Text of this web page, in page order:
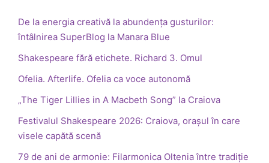
De la energia creativă la abundența gusturilor:
întâlnirea SuperBlog la Manara Blue
Shakespeare fără etichete. Richard 3. Omul
Ofelia. Afterlife. Ofelia ca voce autonomă
„The Tiger Lillies in A Macbeth Song” la Craiova
Festivalul Shakespeare 2026: Craiova, orașul în care
visele capătă scenă
79 de ani de armonie: Filarmonica Oltenia între tradiție